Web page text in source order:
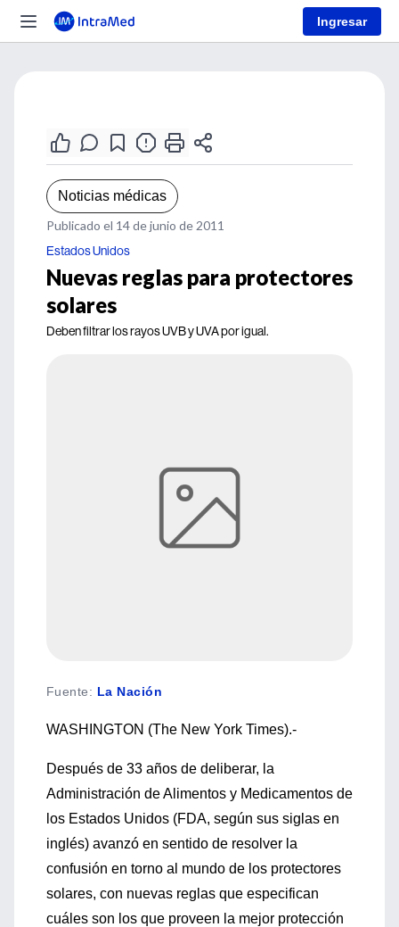
Ingresar
Noticias médicas
Publicado el 14 de junio de 2011
Estados Unidos
Nuevas reglas para protectores
solares
Deben filtrar los rayos UVB y UVA por igual.
Fuente: La Nación
WASHINGTON (The New York Times).-
Después de 33 años de deliberar, la
Administración de Alimentos y Medicamentos de
los Estados Unidos (FDA, según sus siglas en
inglés) avanzó en sentido de resolver la
confusión en torno al mundo de los protectores
solares, con nuevas reglas que especifican
cuáles son los que proveen la mejor protección